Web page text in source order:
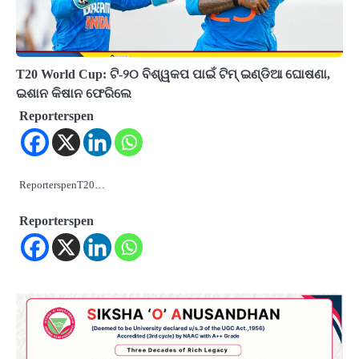
T20 World Cup: ଟି-୨୦ ବିଶ୍ୱକପ ପାଇଁ ଟିମ୍ ଇଣ୍ଡିଆ ଘୋଷଣା,
ଇଶାନ କିଷାନ ଫେରିଲେ
Reporterspen
ReporterspenT20…
Reporterspen